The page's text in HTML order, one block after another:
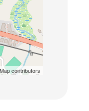
contributors